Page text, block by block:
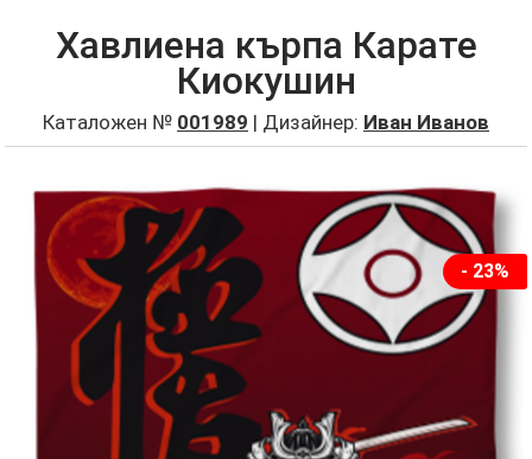
Хавлиена кърпа Карате
Киокушин
Каталожен № 001989 | Дизайнер: Иван Иванов
- 23%